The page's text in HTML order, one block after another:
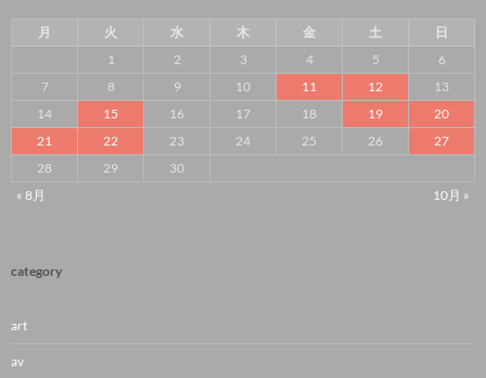
月 火 水 木 金 土
日
1
2 3 4 5
6
7
8 9 10 11 12
13
14
15 16 17 18 19
20
21
22 23 24 25 26
27
28
29
30
« 8月
10月 »
category
art
av